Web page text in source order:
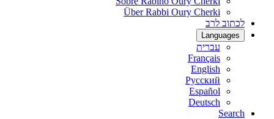
Über Rabbi Oury Cherki
לכתוב לרב
Languages
עברית
Français
English
Русский
Español
Deutsch
Search